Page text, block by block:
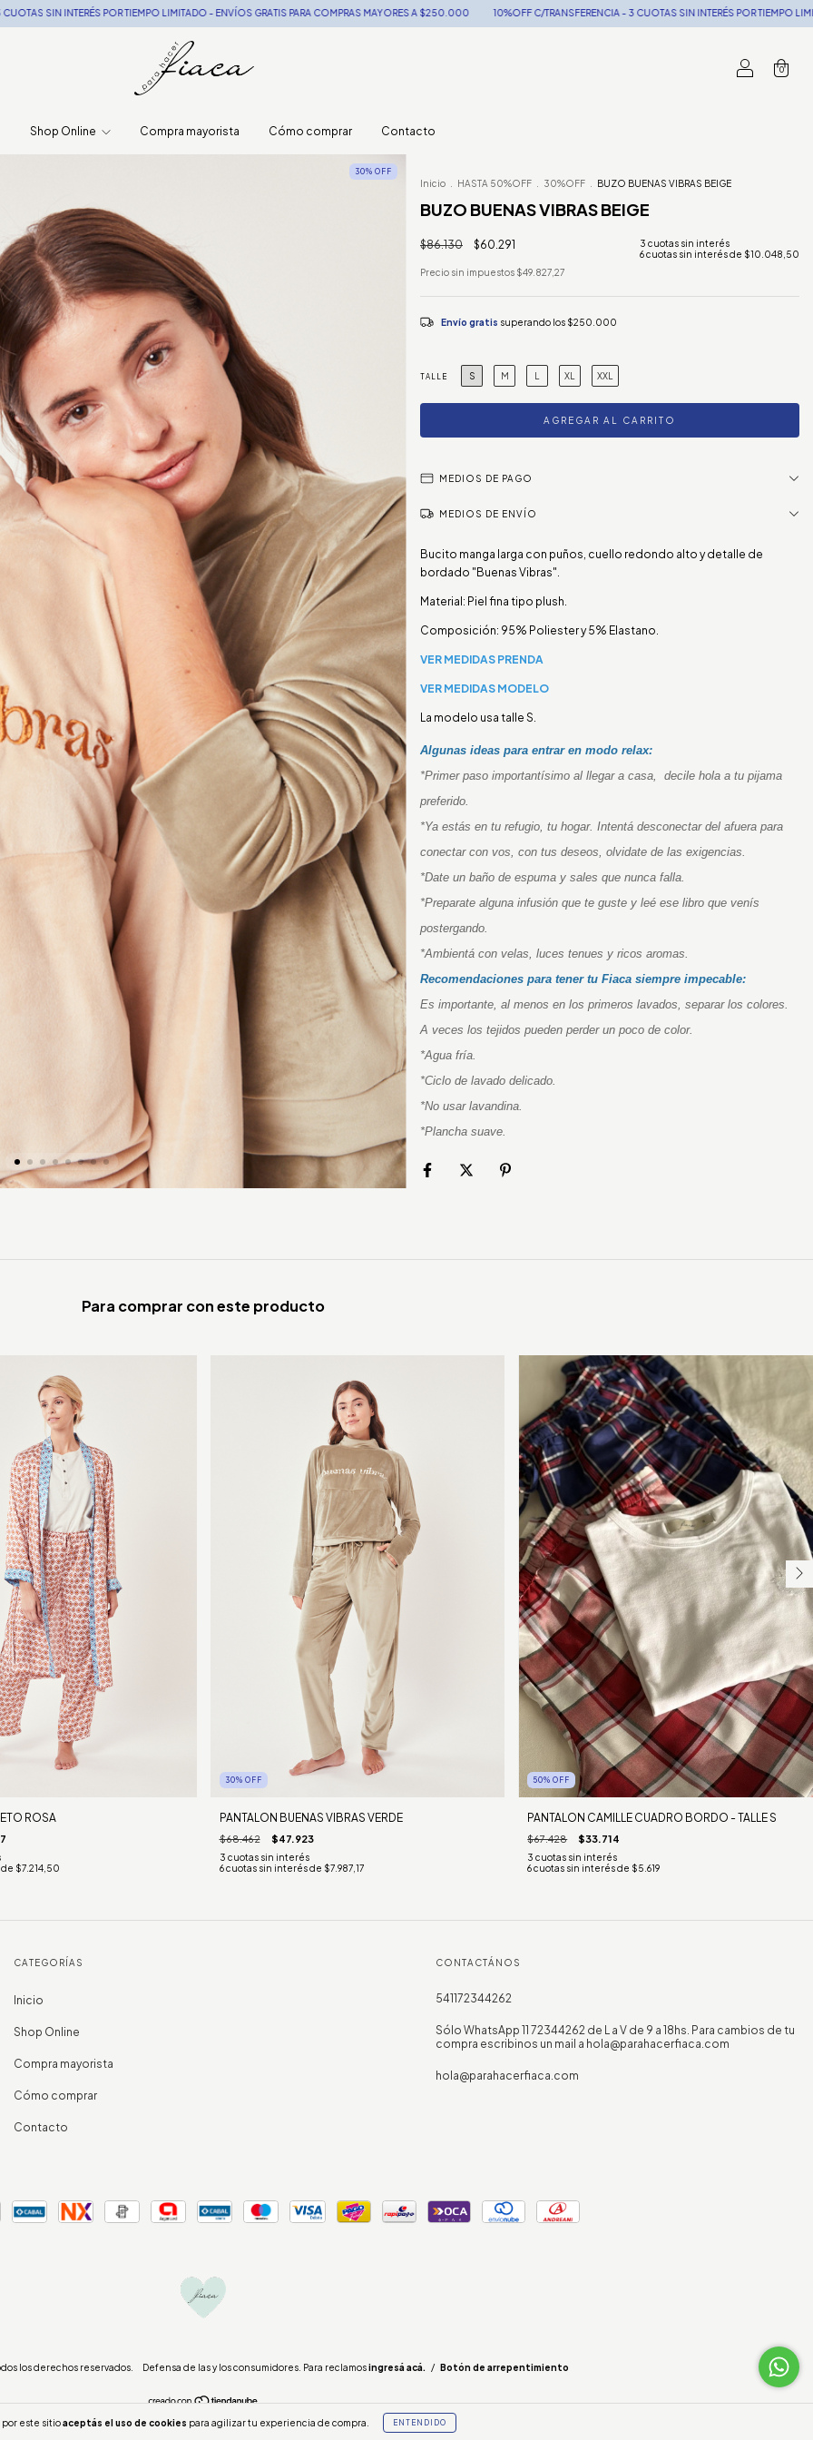
TIEMPO LIMITADO - ENVÍOS GRATIS PARA COMPRAS MAYORES A $250.000 10%OFF C/TRANSFERENCIA - 3 CUOTAS SIN INTERÉS POR TIEMPO LIMITADO - ENVÍOS
0
Shop Online Compra mayorista Cómo comprar Contacto
este sitioaceptás el uso de cookies para agilizar tu experiencia de compra. ENTENDIDO
30% OFF
Inicio HASTA 50%OFF 30%OFF BUZO BUENAS VIBRAS BEIGE
BUZO BUENAS VIBRAS BEIGE
$86.130 $60.291
6cuotas sin interés de $10.048,50
Precio sin impuestos $49.827,27
Envío gratis superando los $250.000
TALLE S M L XL XXL
MEDIOS DE PAGO
MEDIOS DE ENVÍO
Bucito manga larga con puños, cuello redondo alto y detalle de
bordado "Buenas Vibras".
Material: Piel fina tipo plush.
Composición: 95% Poliester y 5% Elastano.
VER MEDIDAS PRENDA
VER MEDIDAS MODELO
La modelo usa talle S.
Algunas ideas para entrar en modo relax:
*Primer paso importantísimo al llegar a casa, decile hola a tu pijama
preferido.
*Ya estás en tu refugio, tu hogar. Intentá desconectar del afuera para
conectar con vos, con tus deseos, olvidate de las exigencias.
*Date un baño de espuma y sales que nunca falla.
*Preparate alguna infusión que te guste y leé ese libro que venís
postergando.
*Ambientá con velas, luces tenues y ricos aromas.
Recomendaciones para tener tu Fiaca siempre impecable:
Es importante, al menos en los primeros lavados, separar los colores.
A veces los tejidos pueden perder un poco de color.
*Agua fría.
*Ciclo de lavado delicado.
*No usar lavandina.
*Plancha suave.
Para comprar con este producto
ROSA
$7.214,50
30% OFF
PANTALON BUENAS VIBRAS VERDE
$68.462 $47.923
6 cuotas sin interés de $7.987,17
50%OFF
PANTALON CAMILLE CUADRO BORDO - TALLE S
$67.428 $33.714
6cuotas sin interés de $5.619
CATEGORÍAS
Inicio
Shop Online
Compra mayorista
Cómo comprar
Contacto
CONTACTÁNOS
541172344262
Sólo WhatsApp 11 72344262 de L a V de 9 a 18hs. Para cambios de tu
compra escribinos un mail a hola@parahacerfiaca.com
hola@parahacerfiaca.com
los derechos reservados. Defensa de las y los consumidores. Para reclamos ingresá acá. / Botón de arrepentimiento